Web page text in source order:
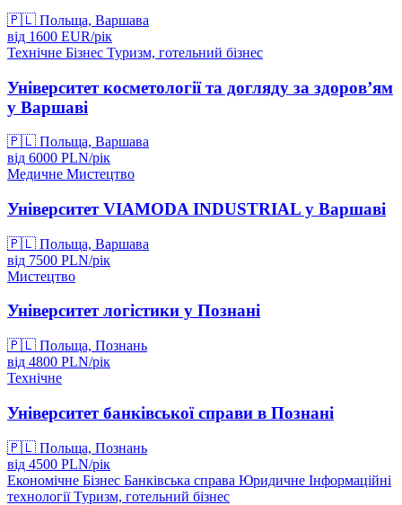
🇵🇱 Польща, Варшава
від 1600 EUR/рік
Технічне Бізнес Туризм, готельний бізнес
Університет косметології та догляду за здоров’ям
у Варшаві
🇵🇱 Польща, Варшава
від 6000 PLN/рік
Медичне Мистецтво
Університет VIAMODA INDUSTRIAL у Варшаві
🇵🇱 Польща, Варшава
від 7500 PLN/рік
Мистецтво
Університет логістики у Познані
🇵🇱 Польща, Познань
від 4800 PLN/рік
Технічне
Університет банківської справи в Познані
🇵🇱 Польща, Познань
від 4500 PLN/рік
Економічне Бізнес Банківська справа Юридичне Інформаційні
технології Туризм, готельний бізнес